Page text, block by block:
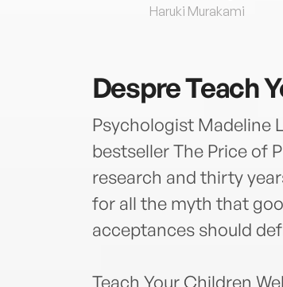
Haruki Murakami
DespreTeach
Psychologist Madeline
bestseller The Price of
research and thirty
for all the myth that
acceptances should
Teach Your Children